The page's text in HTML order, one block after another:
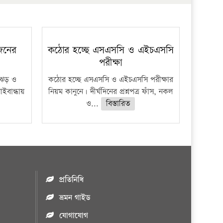
ঝড় ও
কঠোর হচ্ছে এসএসসি ও এইচএসসি
পরীক্ষা
কঠোর হচ্ছে এসএসসি ও এইচএসসি পরীক্ষার
নিয়ম কানুনে। দীর্ঘদিনের প্রশ্নপত্র ফাঁস, নকল
ও...
বিস্তারিত
প্রতিনিধি
ভ্রমন গাইড
যোগাযোগ